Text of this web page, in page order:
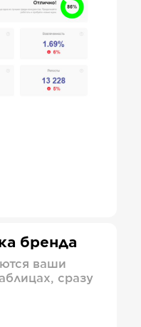
бренда
ваши
сразу